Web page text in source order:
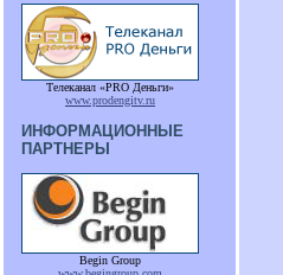
Телеканал «PRO Деньги»
www.prodengitv.ru
ИНФОРМАЦИОННЫЕ
ПАРТНЕРЫ
Begin Group